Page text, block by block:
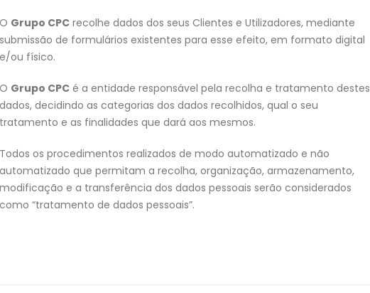
O Grupo CPCrecolhe dados dos seus Clientes e Utilizadores, mediante
submissão de formulários existentes para esse efeito, em formato digital
e/ou físico.
O Grupo CPCé a entidade responsável pela recolha e tratamento destes
dados, decidindo as categorias dos dados recolhidos, qual o seu
tratamento e as finalidades que dará aos mesmos.
Todos os procedimentos realizados de modo automatizado e não
automatizado que permitam a recolha, organização, armazenamento,
modificação e a transferência dos dados pessoais serão considerados
como “tratamento de dados pessoais”.